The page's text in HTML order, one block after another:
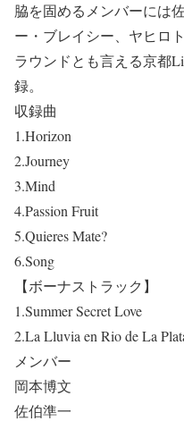
脇を固めるメンバーには
ー・ブレイシー、ヤヒロ
ラウンドとも言える京都
録。
収録曲
1.Horizon
2.Journey
3.Mind
4.Passion Fruit
5.Quieres Mate?
6.Song
【ボーナストラック】
1.Summer Secret Love
2.La Lluvia en Rio de La
メンバー
岡本博文
佐伯準一